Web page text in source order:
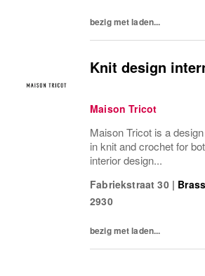
bezig met laden...
Knit design
Maison Tricot
Maison Tricot is a
in knit and crochet for
interior design...
Fabriekstraat 30 |
2930
bezig met laden...